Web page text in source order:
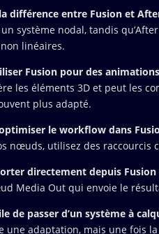
différence entre Fusion et
système nodal, tandis
linéaires.
Fusion pour des
les éléments 3D et peut les
plus adapté.
le workflow dans
nœuds, utilisez des
directement depuis Fusion
Media Out qui envoie le
de passer d’un système à
une adaptation, mais une fois